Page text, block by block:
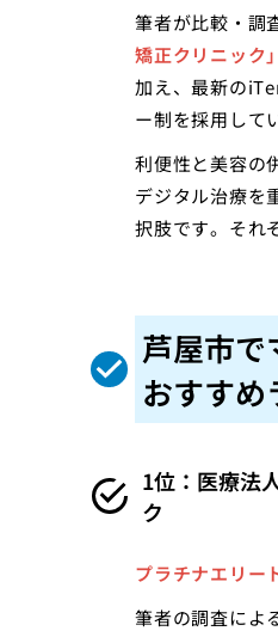
筆者が比較・調
矯正クリニック」
加え、最新の
ー制を採用して
利便性と美容の
デジタル治療を
択肢です。それ
芦屋市で
おすすめ
1位：医療法
ク
プラチナエリー
筆者の調査によ